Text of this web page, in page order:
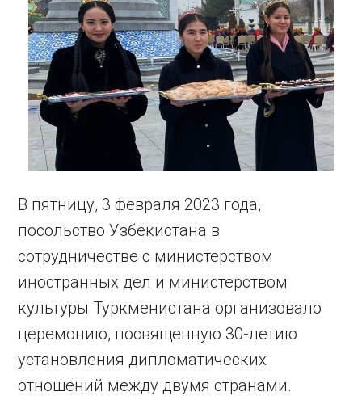
В пятницу, 3 февраля 2023 года,
посольство Узбекистана в
сотрудничестве с министерством
иностранных дел и министерством
культуры Туркменистана организовало
церемонию, посвященную 30-летию
установления дипломатических
отношений между двумя странами.